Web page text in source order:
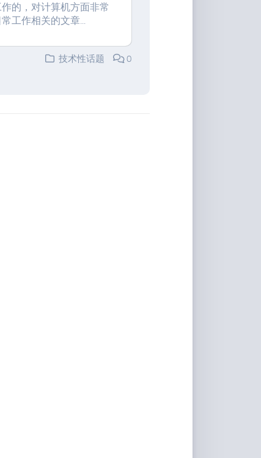
的，对计算机方面非常
工作相关的文章...
技术性话题
0